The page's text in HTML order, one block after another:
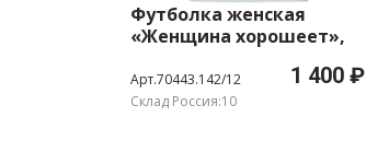
Футболка женская
«Женщина хорошеет»,
Арт.70443.142/12 1 400 ₽
Склад Россия:10